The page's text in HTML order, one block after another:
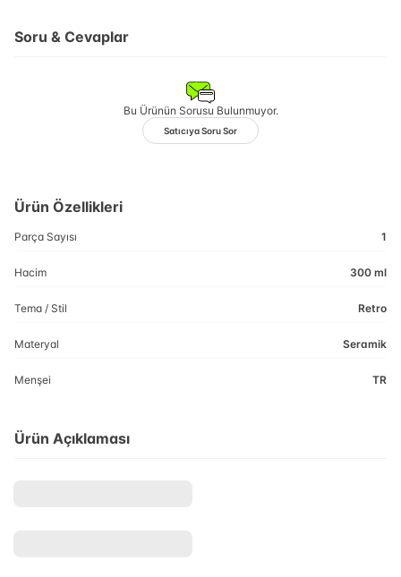
Soru & Cevaplar
Bu Ürünün Sorusu Bulunmuyor.
Satıcıya Soru Sor
Ürün Özellikleri
Parça Sayısı 1
Hacim 300 ml
Tema / Stil Retro
Materyal Seramik
Menşei TR
Ürün Açıklaması